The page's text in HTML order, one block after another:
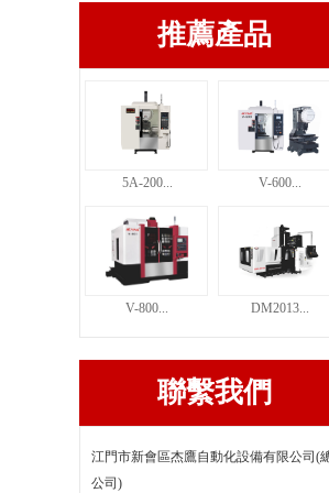
推薦產品
5A-200... V-600...
V-800... DM2013...
聯繫我們
江門市新會區杰鷹自動化設備有限公司(
公司)